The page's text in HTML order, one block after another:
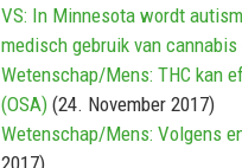
VS: In Minnesota wordt
medisch gebruik van cannabis
Wetenschap/Mens: THC kan
(OSA) (24. November 2017)
Wetenschap/Mens: Volgens